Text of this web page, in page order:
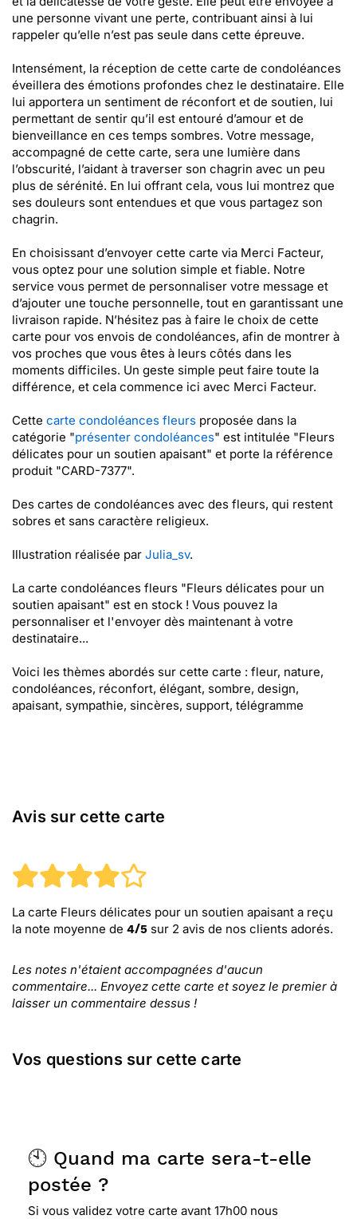
une personne vivant une perte, contribuant ainsi à lui
rappeler qu’elle n’est pas seule dans cette épreuve.
Intensément, la réception de cette carte de condoléances
éveillera des émotions profondes chez le destinataire. Elle
lui apportera un sentiment de réconfort et de soutien, lui
permettant de sentir qu’il est entouré d’amour et de
bienveillance en ces temps sombres. Votre message,
accompagné de cette carte, sera une lumière dans
l’obscurité, l’aidant à traverser son chagrin avec un peu
plus de sérénité. En lui offrant cela, vous lui montrez que
ses douleurs sont entendues et que vous partagez son
chagrin.
En choisissant d’envoyer cette carte via Merci Facteur,
vous optez pour une solution simple et fiable. Notre
service vous permet de personnaliser votre message et
d’ajouter une touche personnelle, tout en garantissant une
livraison rapide. N’hésitez pas à faire le choix de cette
carte pour vos envois de condoléances, afin de montrer à
vos proches que vous êtes à leurs côtés dans les
moments difficiles. Un geste simple peut faire toute la
différence, et cela commence ici avec Merci Facteur.
Cette carte condoléances fleurs proposée dans la
catégorie "présenter condoléances" est intitulée "Fleurs
délicates pour un soutien apaisant" et porte la référence
produit "CARD-7377".
Des cartes de condoléances avec des fleurs, qui restent
sobres et sans caractère religieux.
Illustration réalisée par Julia_sv.
La carte condoléances fleurs "Fleurs délicates pour un
soutien apaisant" est en stock ! Vous pouvez la
personnaliser et l'envoyer dès maintenant à votre
destinataire...
Voici les thèmes abordés sur cette carte : fleur, nature,
condoléances, réconfort, élégant, sombre, design,
apaisant, sympathie, sincères, support, télégramme
Avis sur cette carte
La carte Fleurs délicates pour un soutien apaisant a reçu
la note moyenne de 4/5 sur 2 avis de nos clients adorés.
Les notes n'étaient accompagnées d'aucun
commentaire... Envoyez cette carte et soyez le premier à
laisser un commentaire dessus !
Vos questions sur cette carte
🕙 Quand ma carte sera-t-elle
postée ?
Si vous validez votre carte avant 17h00 nous